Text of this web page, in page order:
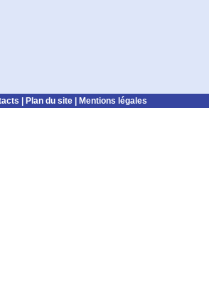
Plan du site Mentions légales